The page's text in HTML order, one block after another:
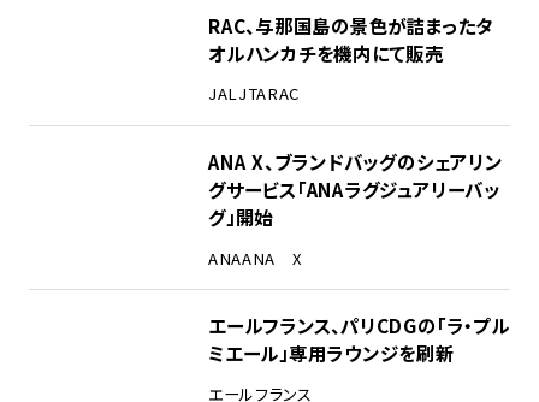
RAC、与那国島の景色が詰まったタ
オルハンカチを機内にて販売
JALJTARAC
ANA X、ブランドバッグのシェアリン
グサービス「ANAラグジュアリーバッ
グ」開始
ANAANA X
エールフランス、パリCDGの「ラ・プル
ミエール」専用ラウンジを刷新
エールフランス